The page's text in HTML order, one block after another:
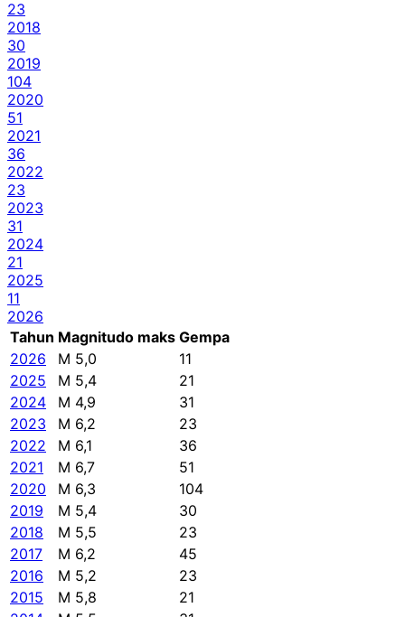
23
2018
30
2019
104
2020
51
2021
36
2022
23
2023
31
2024
21
2025
11
2026
Tahun Magnitudo maks Gempa
2026
M 5,0
11
2025
M 5,4
21
2024
M 4,9
31
2023
M 6,2
23
2022
M 6,1
36
2021
M 6,7
51
2020
M 6,3
104
2019
M 5,4
30
2018
M 5,5
23
2017
M 6,2
45
2016
M 5,2
23
2015
M 5,8
21